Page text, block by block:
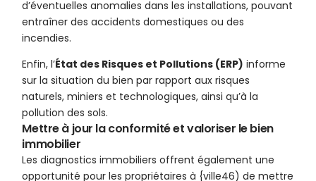
d’éventuelles anomalies dans les installations, pouvant
entraîner des accidents domestiques ou des
incendies.
Enfin, l’État des Risques et Pollutions (ERP) informe
sur la situation du bien par rapport aux risques
naturels, miniers et technologiques, ainsi qu’à la
pollution des sols.
Mettre à jour la conformité et valoriser le bien
immobilier
Les diagnostics immobiliers offrent également une
opportunité pour les propriétaires à {ville46) de mettre